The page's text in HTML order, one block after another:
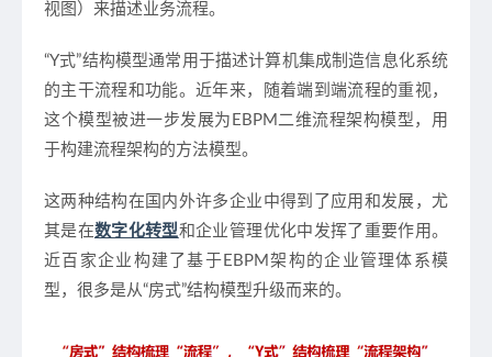
视图）来描述业务流程。
“Y式”结构模型通常用于描述计算机集成制造信息化系统
的主干流程和功能。近年来，随着端到端流程 的重视，
这个模型被进一步发展为EBPM二维流程架构模型，用
于构建流程架构的方法模型。
这两种结构在国内外许多企业中得到了应用和发展，尤
其是在数字化转型和企业管理优化中发挥了重要作用。
近百家企业构建了基于EBPM架构的企业管理体系模
型，很多是从“房式”结构模型升级而来的。